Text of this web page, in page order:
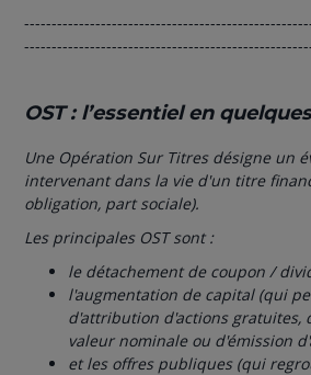
OST : l’essentiel en
Une Opération Sur Titres désigne un
intervenant dans la vie d'un titre
obligation, part sociale).
Les principales OST sont :
le détachement de coupon /
l'augmentation de capital (qui
d'attribution d'actions gratuites,
valeur nominale ou d'émission
et les offres publiques (qui